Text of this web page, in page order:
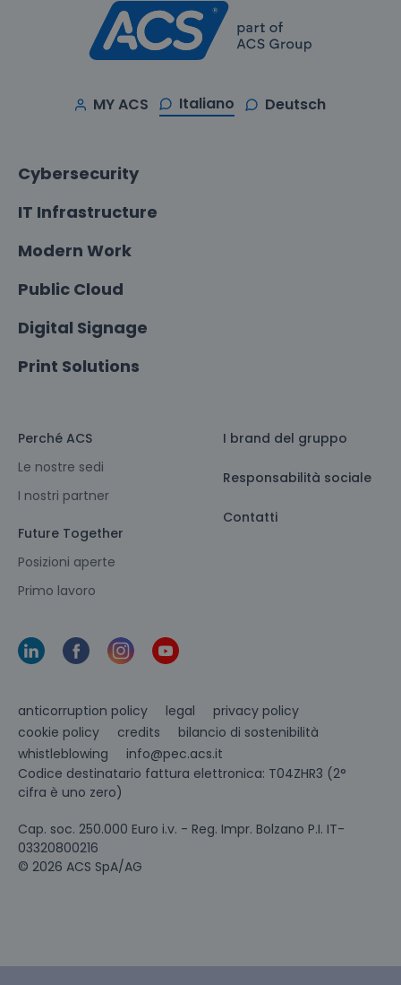
MY ACS Italiano Deutsch
Cybersecurity
IT Infrastructure
Modern Work
Public Cloud
Digital Signage
Print Solutions
Perché ACS
Le nostre sedi
I nostri partner
Future Together
Posizioni aperte
Primo lavoro
I brand del gruppo
Responsabilità sociale
Contatti
anticorruption policy legal
privacy policy
cookie policy
credits
bilancio di sostenibilità
whistleblowing
info@pec.acs.it
Codice destinatario fattura elettronica: T04ZHR3 (2°
cifra è uno zero)
Cap. soc. 250.000 Euro i.v. - Reg. Impr. Bolzano P.I. IT-
03320800216
© 2026 ACS SpA/AG